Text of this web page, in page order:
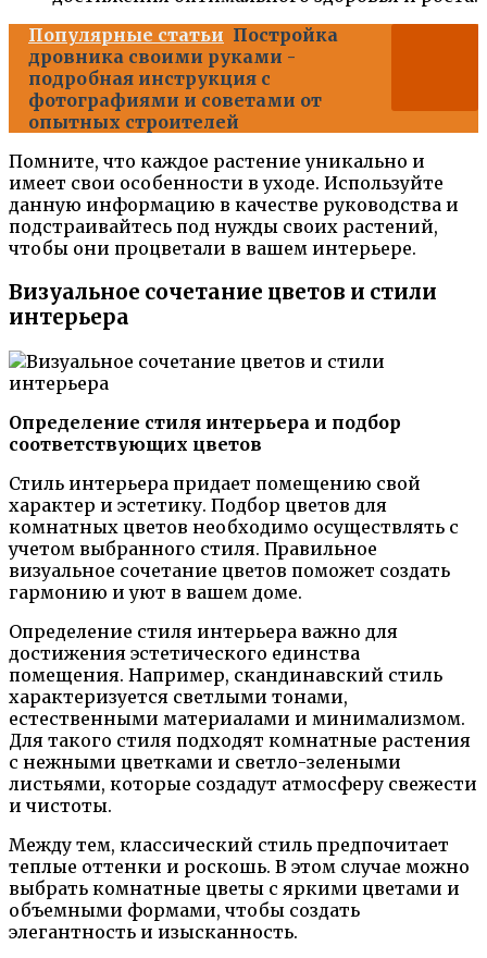
Популярные статьи Постройка
дровника своими руками -
подробная инструкция с
фотографиями и советами от
опытных строителей
Помните, что каждое растение уникально и
имеет свои особенности в уходе. Используйте
данную информацию в качестве руководства и
подстраивайтесь под нужды своих растений,
чтобы они процветали в вашем интерьере.
Визуальное сочетание цветов и стили
интерьера
Определение стиля интерьера и подбор
соответствующих цветов
Стиль интерьера придает помещению свой
характер и эстетику. Подбор цветов для
комнатных цветов необходимо осуществлять с
учетом выбранного стиля. Правильное
визуальное сочетание цветов поможет создать
гармонию и уют в вашем доме.
Определение стиля интерьера важно для
достижения эстетического единства
помещения. Например, скандинавский стиль
характеризуется светлыми тонами,
естественными материалами и минимализмом.
Для такого стиля подходят комнатные растения
с нежными цветками и светло-зелеными
листьями, которые создадут атмосферу свежести
и чистоты.
Между тем, классический стиль предпочитает
теплые оттенки и роскошь. В этом случае можно
выбрать комнатные цветы с яркими цветами и
объемными формами, чтобы создать
элегантность и изысканность.